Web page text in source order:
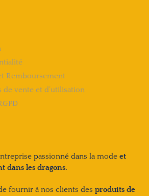
Remboursement
de vente et d’utilisation
passionné dans la mode et
dans les dragons.
fournir à nos clients des produits de